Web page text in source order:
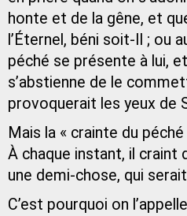
honte et de la gêne, et
l’Éternel, béni soit-Il ; ou
péché se présente à lui, et
s’abstienne de le
provoquerait les yeux de
Mais la « crainte du
À chaque instant, il craint
une demi-chose, qui
C’est pourquoi on